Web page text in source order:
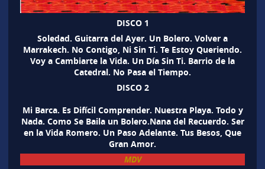
DISCO 1
Soledad. Guitarra del Ayer. Un Bolero. Volver a
Marrakech. No Contigo, Ni Sin Ti. Te Estoy Queriendo.
Voy a Cambiarte la Vida. Un Día Sin Ti. Barrio de la
Catedral. No Pasa el Tiempo.
DISCO 2
Mi Barca. Es Difícil Comprender. Nuestra Playa. Todo y
Nada. Como Se Baila un Bolero.Nana del Recuerdo. Ser
en la Vida Romero. Un Paso Adelante. Tus Besos, Que
Gran Amor.
MDV